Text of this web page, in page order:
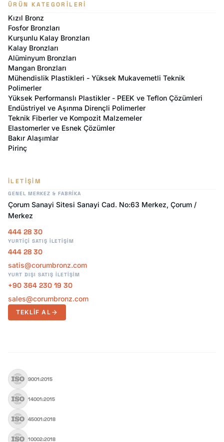
ÜRÜN KATEGORILERI
Kızıl Bronz
Fosfor Bronzları
Kurşunlu Kalay Bronzları
Kalay Bronzları
Alüminyum Bronzları
Mangan Bronzları
Mühendislik Plastikleri - Yüksek Mukavemetli Teknik
Polimerler
Yüksek Performanslı Plastikler - PEEK ve Teflon Çözümleri
Endüstriyel ve Aşınma Dirençli Polimerler
Teknik Fiberler ve Kompozit Malzemeler
Elastomerler ve Esnek Çözümler
Bakır Alaşımlar
Pirinç
İLETIŞIM
GENEL MERKEZ & FABRIKA
Çorum Sanayi Sitesi Sanayi Cad. No:63 Merkez, Çorum /
Merkez
444 28 30
YURTIÇI SATIŞ İLETIŞIM
444 28 30
satis@corumbronz.com
YURT DIŞI SATIŞ İLETIŞIM
+90 364 230 19 30
sales@corumbronz.com
TEKLIF AL arrow_forward
9001:2015
14001:2015
45001:2018
10002:2018